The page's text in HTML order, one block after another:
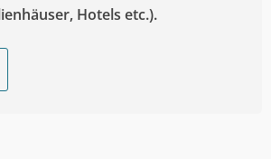
Hotels etc.).